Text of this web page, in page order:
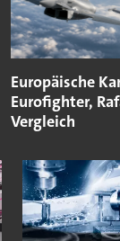
Europäische
Eurofighter,
Vergleich